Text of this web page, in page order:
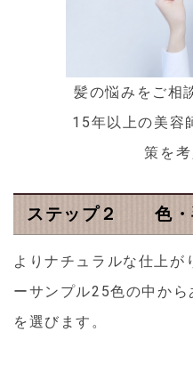
髪の悩みをご相
15年以上の美容
策を考
ステップ２ 色・
よりナチュラルな仕上が
ーサンプル25色の中か
を選びます。